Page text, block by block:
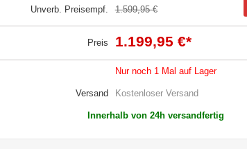
Unverb. Preisempf. 1.599,95 €
Preis 1.199,95 €*
Nur noch 1 Mal auf Lager
Versand Kostenloser Versand
Innerhalb von 24h versandfertig